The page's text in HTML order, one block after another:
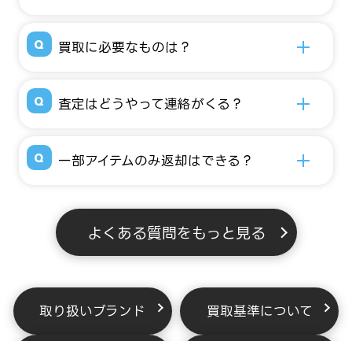
買取に必要なものは？
査定はどうやって連絡がくる？
一部アイテムのみ返却はできる？
よくある質問をもっと見る
取り扱いブランド 買取基準について